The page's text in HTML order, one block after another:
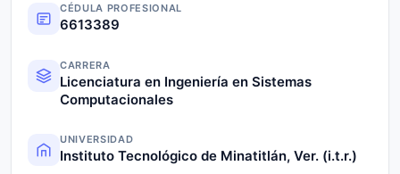
CÉDULA PROFESIONAL
6613389
CARRERA
Licenciatura en Ingeniería en Sistemas
Computacionales
UNIVERSIDAD
Instituto Tecnológico de Minatitlán, Ver. (i.t.r.)